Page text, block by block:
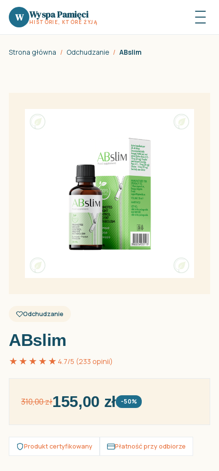
W Wyspa Pamięci
HISTORIE, KTÓRE ŻYJĄ
Strona główna / Odchudzanie / ABslim
Odchudzanie
ABslim
★★★★★ 4.7/5 (233 opinii)
310,00 zł155,00 zł -50%
Produkt certyfikowany Płatność przy odbiorze